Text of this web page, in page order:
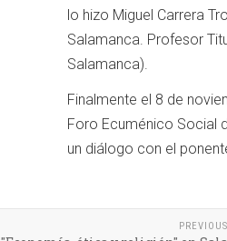
lo hizo Miguel Carrera
Salamanca. Profesor
Salamanca).
Finalmente el 8 de
Foro Ecuménico Social
un diálogo con el